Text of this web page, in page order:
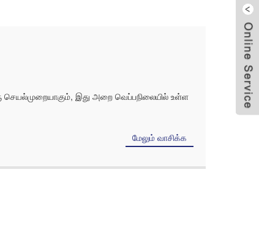
செயல்முறையாகும், இது அறை வெப்பநிலையில் உள்ள
மேலும் வாசிக்க